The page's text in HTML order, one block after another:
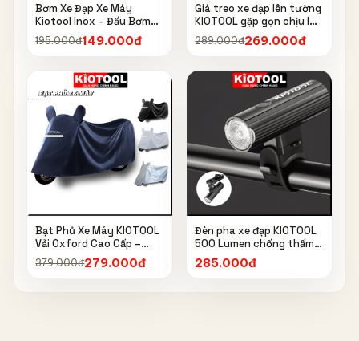
Bơm Xe Đạp Xe Máy
Kiotool Inox – Đầu Bơm
Thông Minh, Kèm Bơm
Bóng, Đồng Hồ 160 PSI
195.000đ149.000đ
Giá treo xe đạp lên tường
KIOTOOL gập gọn chịu lực
cao kèm móc treo mũ bảo
hiểm
289.000đ269.000đ
Bạt Phủ Xe Máy KIOTOOL
Vải Oxford Cao Cấp –
Chống Nắng, Chống Mưa,
Chống Bụi, Chống Tia UV,
379.000đ279.000đ
Đèn pha xe đạp KIOTOOL
500 Lumen chống thấm
nước IPX6 6603
285.000đ